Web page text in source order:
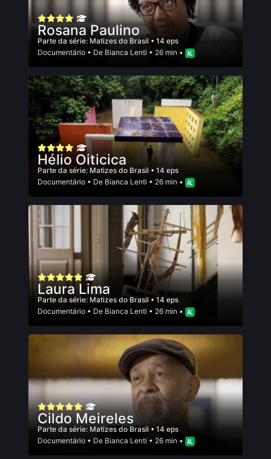
Rosana Paulino
Parte da série: Matizes do Brasil • 14 eps
Documentário • De Bianca Lenti • 26 min •
Hélio Oiticica
Parte da série: Matizes do Brasil • 14 eps
Documentário • De Bianca Lenti • 26 min •
Laura Lima
Parte da série: Matizes do Brasil • 14 eps
Documentário • De Bianca Lenti • 26 min •
Cildo Meireles
Parte da série: Matizes do Brasil • 14 eps
Documentário • De Bianca Lenti • 26 min •